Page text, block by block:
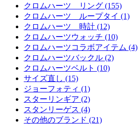
クロムハーツ リング (155)
クロムハーツ ループタイ (1)
クロムハーツ 時計 (12)
クロムハーツウォッチ (10)
クロムハーツコラボアイテム (4)
クロムハーツバックル (2)
クロムハーツベルト (10)
サイズ直し (15)
ジョーフォティ (1)
スターリンギア (2)
スタンリーゲス (4)
その他のブランド (21)